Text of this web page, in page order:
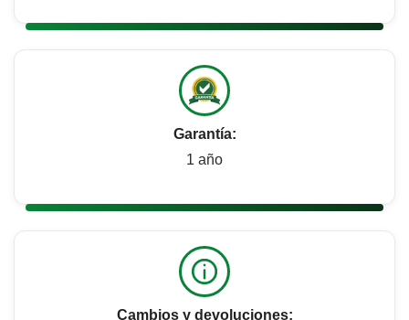
Garantía:
1 año
Cambios y devoluciones: